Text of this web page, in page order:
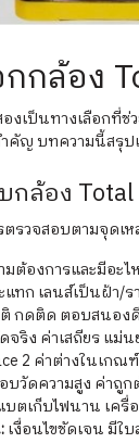
กล้อง
งเป็นทางเลือกที่ช่
คัญ บทความนี้สรุ
กล้อง
รวจสอบตามจุดเห
มต้องการและมีอะ
แทก เลนส์เป็นฝ้า/
กดติด ตอบสนอง
ริง ค่าเสถียร แม่น
2 ค่าต่างในเก
บวัดความสูง ค่าถูก
บตเก็บไฟนาน เครื่
เงื่อนไขชัดเจน มีใ